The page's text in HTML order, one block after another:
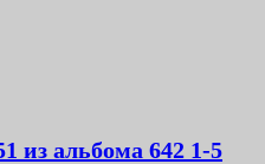
из альбома 642 1-5